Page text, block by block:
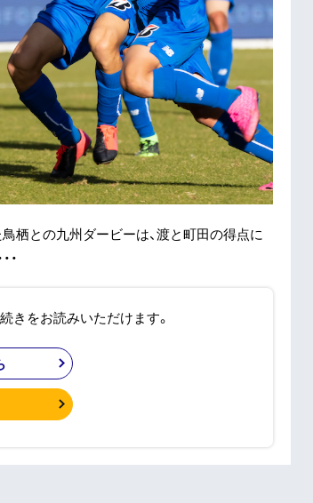
栖との九州ダービーは、渡と町田の得点に
・
きをお読みいただけます。